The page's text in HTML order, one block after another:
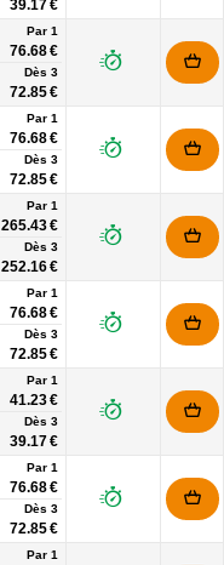
39.17 €
Par 1
76.68 €
Dès 3
72.85 €
Par 1
76.68 €
Dès 3
72.85 €
Par 1
265.43 €
Dès 3
252.16 €
Par 1
76.68 €
Dès 3
72.85 €
Par 1
41.23 €
Dès 3
39.17 €
Par 1
76.68 €
Dès 3
72.85 €
Par 1